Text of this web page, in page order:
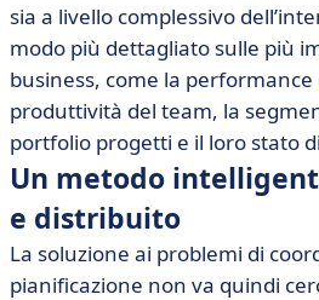
sia a livello complessivo
modo più dettagliato sulle più
business, come la
produttività del team, la
portfolio progetti e il loro stato
Un metodo
e distribuito
La soluzione ai problemi di
pianificazione non va quindi